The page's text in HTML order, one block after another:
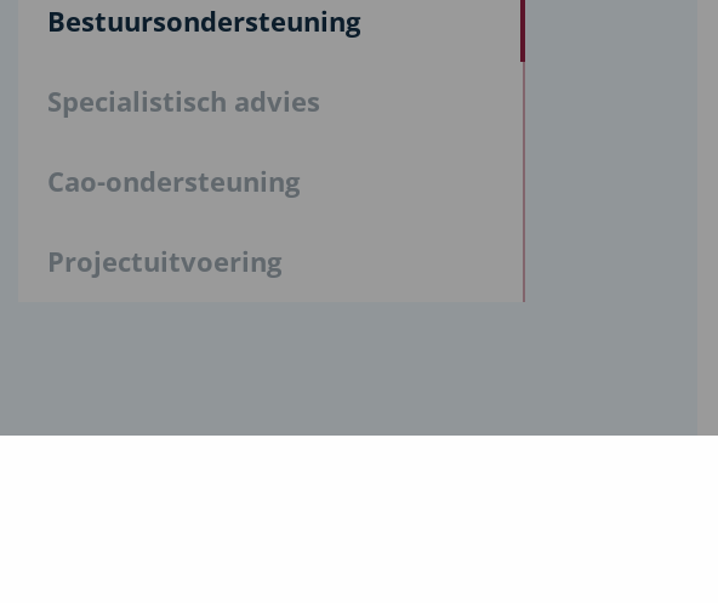
Bestuursondersteuning
Specialistisch advies
Cao-ondersteuning
Projectuitvoering